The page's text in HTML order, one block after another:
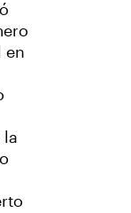
en
la